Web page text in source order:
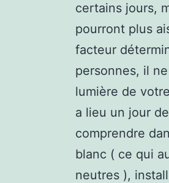
certains jours,
pourront plus
facteur
personnes, il
lumière de
a lieu un jour
comprendre
blanc ( ce qui
neutres ),